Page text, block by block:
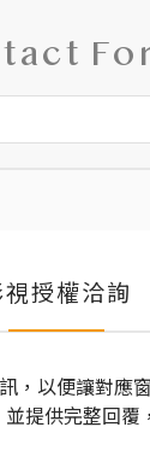
視授權洽詢
，以便讓對應
並提供完整回覆